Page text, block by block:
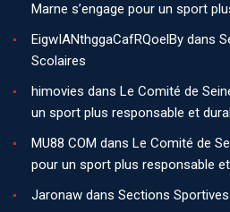
Marne s’engage pour un sport
EigwIANthggaCafRQoelBy dans
Scolaires
himovies dans Le Comité de
un sport plus responsable et
MU88 COM dans Le Comité de
pour un sport plus responsable
Jaronaw dans Sections